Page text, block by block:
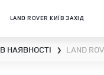
LAND ROVER КИЇВ ЗАХІД
В НАЯВНОСТІ ❯ LAND